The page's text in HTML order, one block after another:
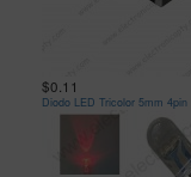
$0.11
Diodo LED Tricolor 5mm